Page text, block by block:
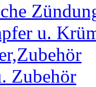
u.
Zubehör